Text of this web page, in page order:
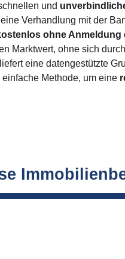
und
Verhandlung mit der
ohne Anmeldung
Marktwert, ohne sich
eine datengestützte
Methode, um eine